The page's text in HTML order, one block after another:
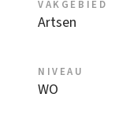
VAKGEBIED
Artsen
NIVEAU
WO